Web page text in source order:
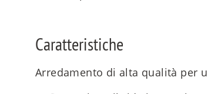
Caratteristiche
Arredamento di alta qualità per